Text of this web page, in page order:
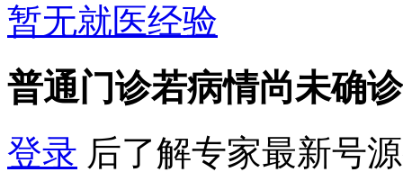
暂无就医经验
普通门诊若病情尚未确
登录 后了解专家最新号